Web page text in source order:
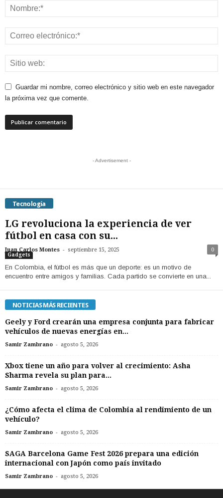
Guardar mi nombre, correo electrónico y sitio web en este navegador
la próxima vez que comente.
- Advertisement -
Tecnología
LG revoluciona la experiencia de ver
fútbol en casa con su...
Juan Carlos Montes - septiembre 15, 2025 0
Gadgets
En Colombia, el fútbol es más que un deporte: es un motivo de
encuentro entre amigos y familias. Cada partido se convierte en una...
NOTICIAS MÁS RECIENTES
Geely y Ford crearán una empresa conjunta para fabricar
vehículos de nuevas energías en...
Samir Zambrano - agosto 5, 2026
Xbox tiene un año para volver al crecimiento: Asha
Sharma revela su plan para...
Samir Zambrano - agosto 5, 2026
¿Cómo afecta el clima de Colombia al rendimiento de un
vehículo?
Samir Zambrano - agosto 5, 2026
SAGA Barcelona Game Fest 2026 prepara una edición
internacional con Japón como país invitado
Samir Zambrano - agosto 5, 2026